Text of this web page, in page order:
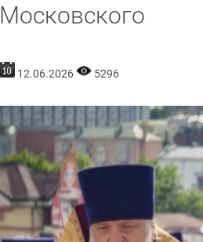
Московского
12.06.2026 5296